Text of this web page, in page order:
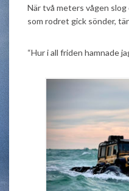
När två meters vågen
som rodret gick sönder,
“Hur i all friden hamnade